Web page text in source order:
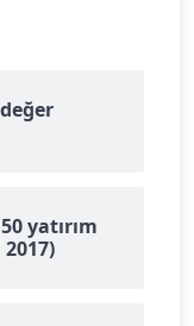
yatırım